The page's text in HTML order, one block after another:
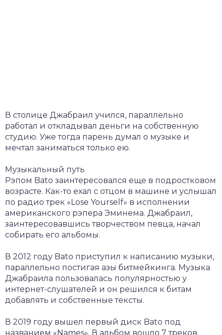
В столице Джабраил учился, параллельно
работал и откладывал деньги на собственную
студию. Уже тогда парень думал о музыке и
мечтал заниматься только ею.
Музыкальный путь
Рэпом Bato заинтересовался еще в подростковом
возрасте. Как-то ехал с отцом в машине и услышал
по радио трек «Lose Yourself» в исполнении
американского рэпера Эминема. Джабраил,
заинтересовавшись творчеством певца, начал
собирать его альбомы.
В 2012 году Bato приступил к написанию музыки,
параллельно постигая азы битмейкинга. Музыка
Джабраила пользовалась популярностью у
интернет-слушателей и он решился к битам
добавлять и собственные тексты.
В 2019 году вышел первый диск Bato под
названием «Names». В альбом вошло 7 треков.